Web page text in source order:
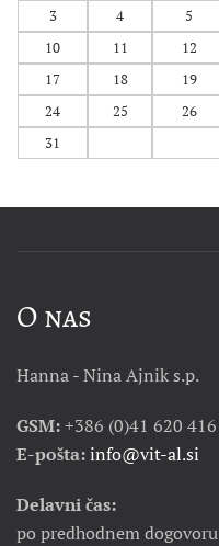
3
4 5
10
11 12
17
18 19
24
25 26
31
O nas
Hanna - Nina Ajnik s.p.
GSM:+386 (0)41 620 416
E-pošta:info@vit-al.si
Delavni čas:
po predhodnem dogovoru